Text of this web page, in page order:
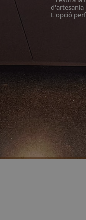
d'artesania
L'opció